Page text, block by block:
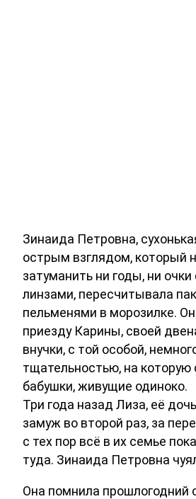
Зинаида Петровна,
острым взглядом, который
затуманить ни годы, ни
линзами, пересчитывала
пельменями в морозилке.
приезду Карины, своей
внучки, с той особой,
тщательностью, на которую
бабушки, живущие одиноко.
Три года назад Лиза, её
замуж во второй раз, за
с тех пор всё в их семье
туда. Зинаида Петровна
Она помнила прошлогодний